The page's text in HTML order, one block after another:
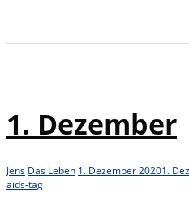
1. Dezember
Jens Das Leben 1. Dezember 20201.
aids-tag